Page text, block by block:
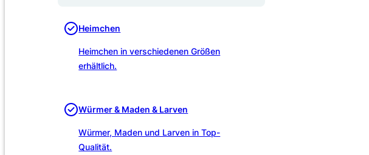
Heimchen
Heimchen in verschiedenen Größen
erhältlich.
Würmer & Maden & Larven
Würmer, Maden und Larven in Top-
Qualität.